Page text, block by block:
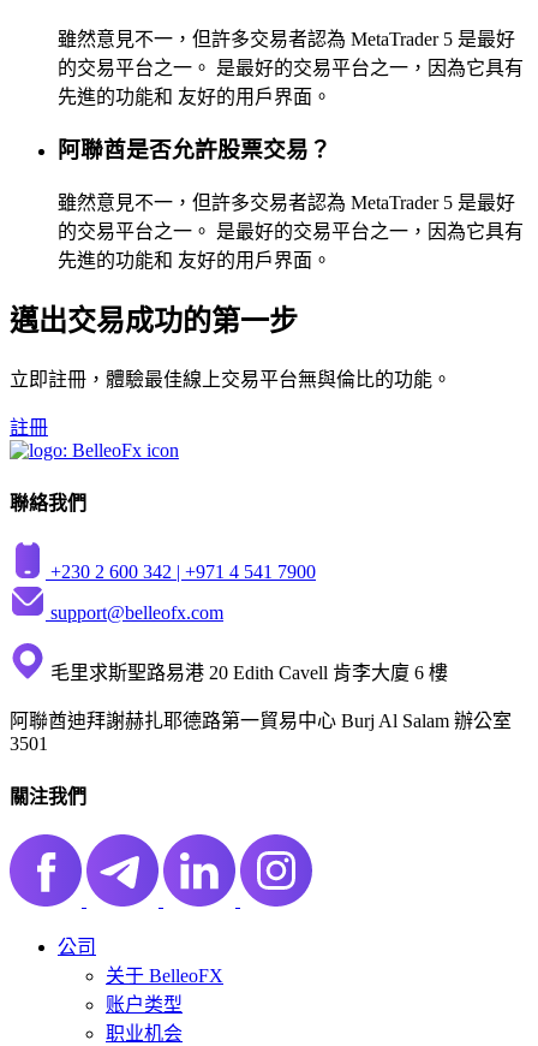
雖然意見不一，但許多交易者認為 MetaTrader 5 是最好
的交易平台之一。 是最好的交易平台之一，因為它具有
先進的功能和 友好的用戶界面。
阿聯酋是否允許股票交易？
雖然意見不一，但許多交易者認為 MetaTrader 5 是最好
的交易平台之一。 是最好的交易平台之一，因為它具有
先進的功能和 友好的用戶界面。
邁出交易成功的第一步
立即註冊，體驗最佳線上交易平台無與倫比的功能。
註冊
聯絡我們
+230 2 600 342 | +971 4 541 7900
support@belleofx.com
毛里求斯聖路易港 20 Edith Cavell 肯李大廈 6 樓
阿聯酋迪拜謝赫扎耶德路第一貿易中心 Burj Al Salam 辦公室
3501
關注我們
公司
关于 BelleoFX
账户类型
职业机会